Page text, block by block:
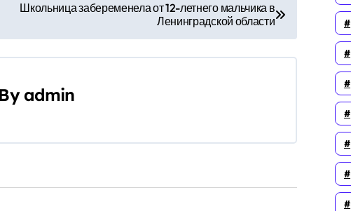
Школьница забеременела от 12-летнего мальчика в
Ленинградской области
Byadmin